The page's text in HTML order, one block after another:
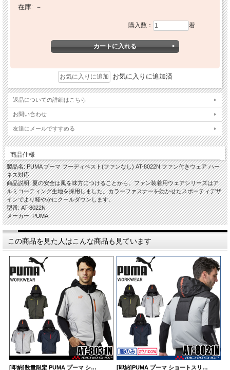
在庫: －
購入数： 着
お気に入りに追加済
返品についての詳細はこちら
お問い合わせ
友達にメールですすめる
商品仕様
製品名: PUMA プーマ フーディベスト(ファンなし) AT-8022N ファン付きウェア ハー
ネス対応
商品説明: 夏の安全は風を味方につけることから。ファン装着用ウェアシリーズはア
ルミコーティング生地を採用しました。カラーファスナーを効かせたスポーティデザ
インでより軽やかにクールダウンします。
型番: AT-8022N
メーカー: PUMA
この商品を見た人はこんな商品も見ています
[即納]数量限定 PUMA プーマ シ… [即納]PUMA プーマ ショートスリ…